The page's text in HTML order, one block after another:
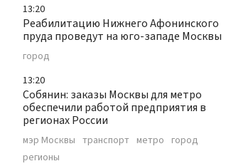
13:20
Реабилитацию Нижнего Афонинского
пруда проведут на юго-западе Москвы
город
13:20
Собянин: заказы Москвы для метро
обеспечили работой предприятия в
регионах России
мэр Москвы транспорт метро город
регионы